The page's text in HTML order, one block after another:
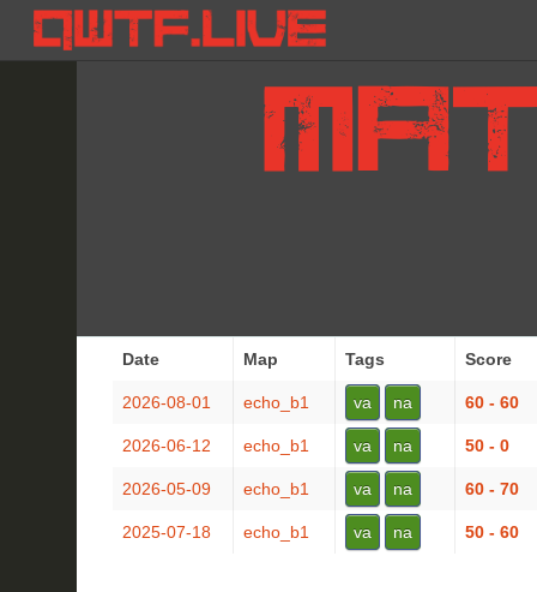
Date Map Tags Score
2026-08-01 echo_b1 va na 60 - 60
2026-06-12 echo_b1 va na 50 - 0
2026-05-09 echo_b1 va na 60 - 70
2025-07-18 echo_b1 va na 50 - 60